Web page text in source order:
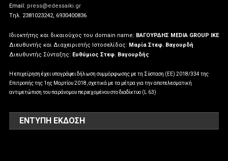
Email: press@edessaiki.gr
Tηλ. 2381023242, 6930400836
Ιδιοκτήτης και δικαιούχος του domain name: ΒΑΓΟΥΡΔΗΣ MEDIA GROUP IKE
Διευθυντής και Διαχειριστής Ιστοσελίδας: Μαρία Στεφ. Βαγουρδή
Διευθυντής Σύνταξης: Ευθύμιος Στεφ. Βαγουρδής
Η επιχείρηση έχει υπογράψει δήλωση συμμόρφωσης με τη Σύσταση (ΕΕ) 2018/334 της
Επιτροπής της 1ης Μαρτίου 2018, σχετικά με τα μέτρα για την αποτελεσματική
αντιμετώπιση του παράνομου περιεχομένου στο διαδίκτυο (L 63)
ΕΝΤΥΠΗ ΕΚΔΟΣΗ